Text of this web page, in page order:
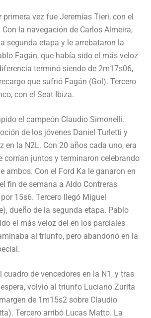
primera vez fue Jeremías Tieri, con el
Con la navegación de Carlos Almeira,
segunda etapa y le arrebataron la
Fagán, que había sido el más veloz
terminó siendo de 2m17s06,
que sufrió Fagán (Gol). Tercero
con el Seat Ibiza.
el campeón Claudio Simonelli.
de los jóvenes Daniel Turletti y
en la N2L. Con 20 años cada uno, era
corrían juntos y terminaron celebrando
ambos. Con el Ford Ka le ganaron en
fin de semana a Aldo Contreras
15s6. Tercero llegó Miguel
dueño de la segunda etapa. Pablo
el más veloz del en los parciales
al triunfo, pero abandonó en la
cuadro de vencedores en la N1, y tras
volvió al triunfo Luciano Zurita
de 1m15s2 sobre Claudio
Tercero arribó Lucas Matto. La